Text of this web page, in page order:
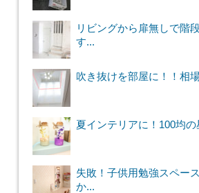
リビングから扉無しで階
す...
吹き抜けを部屋に！！相
夏インテリアに！100均
失敗！子供用勉強スペー
か...